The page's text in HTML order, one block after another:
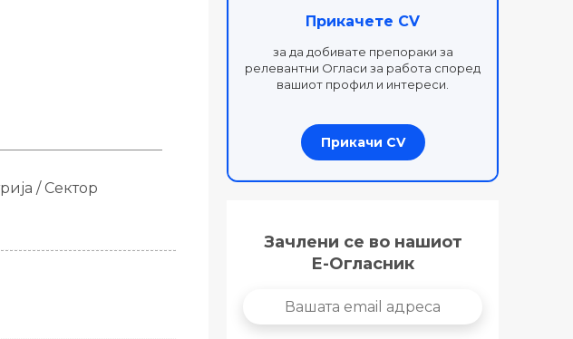
/ Сектор
Прикачете CV
за да добивате препораки за
релевантни Огласи за работа според
вашиот профил и интереси.
Прикачи CV
Зачлени се во нашиот
Е-Огласник